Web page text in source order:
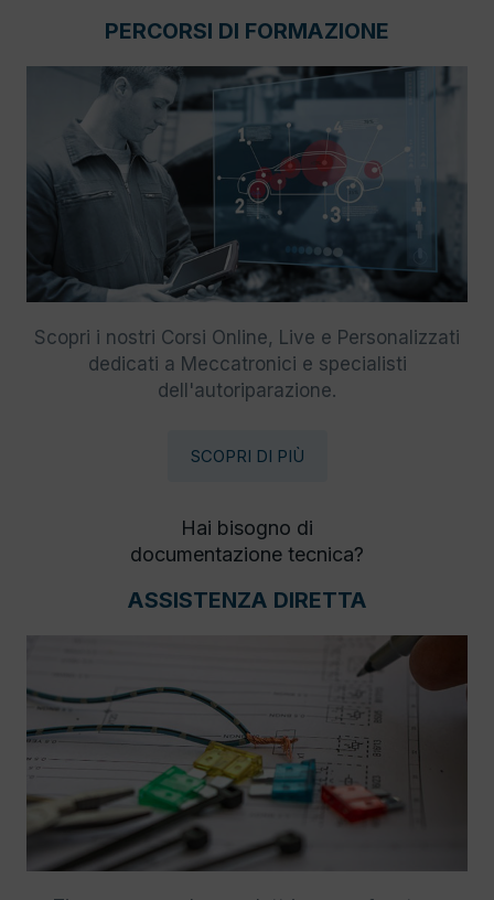
PERCORSI DI FORMAZIONE
Scopri i nostri Corsi Online, Live e Personalizzati
dedicati a Meccatronici e specialisti
dell'autoriparazione.
SCOPRI DI PIÙ
Hai bisogno di
documentazione tecnica?
ASSISTENZA DIRETTA